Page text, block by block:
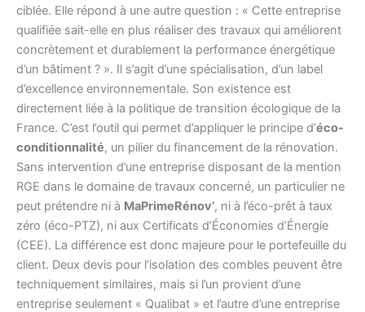
ciblée. Elle répond à une autre question : « Cette entreprise
qualifiée sait-elle en plus réaliser des travaux qui améliorent
concrètement et durablement la performance énergétique
d’un bâtiment ? ». Il s’agit d’une spécialisation, d’un label
d’excellence environnementale. Son existence est
directement liée à la politique de transition écologique de la
France. C’est l’outil qui permet d’appliquer le principe d’éco-
conditionnalité, un pilier du financement de la rénovation.
Sans intervention d’une entreprise disposant de la mention
RGE dans le domaine de travaux concerné, un particulier ne
peut prétendre ni à MaPrimeRénov’, ni à l’éco-prêt à taux
zéro (éco-PTZ), ni aux Certificats d’Économies d’Énergie
(CEE). La différence est donc majeure pour le portefeuille du
client. Deux devis pour l’isolation des combles peuvent être
techniquement similaires, mais si l’un provient d’une
entreprise seulement « Qualibat » et l’autre d’une entreprise